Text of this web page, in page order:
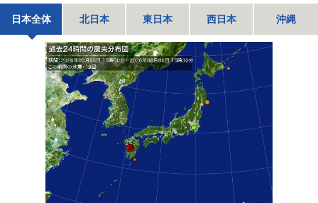
日本全体 北日本 東日本 西日本 沖縄